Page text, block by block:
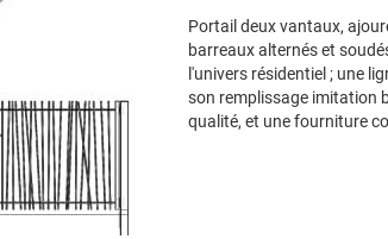
Portail deux vantaux,
barreaux alternés et
l'univers résidentiel ; une
son remplissage imitation
qualité, et une fourniture